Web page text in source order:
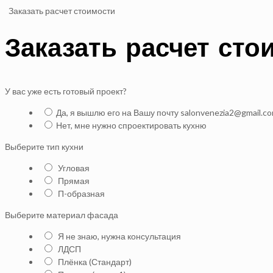
Заказать расчет стоимости
Заказать расчет
У вас уже есть готовый проект?
Да, я вышлю его на Вашу почту
Нет, мне нужно спроектировать кухню
Выберите тип кухни
Угловая
Прямая
П-образная
Выберите материал фасада
Я не знаю, нужна консультация
ЛДСП
Плёнка (Стандарт)